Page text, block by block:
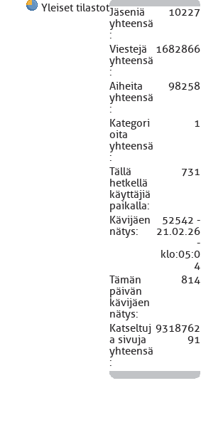
Yleiset tilastotJäseniä
yhteensä
:
10227
Viestejä
yhteensä
:
1682866
Aiheita
yhteensä
:
98258
Kategori
oita
yhteensä
:
1
Tällä
hetkellä
käyttäjiä
paikalla:
731
Kävijäen
nätys:
52542 -
21.02.26
-
klo:05:0
4
Tämän
päivän
kävijäen
nätys:
814
Katseltuj
a sivuja
yhteensä
:
9318762
91